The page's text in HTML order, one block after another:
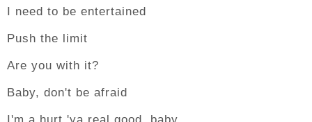
I need to be entertained
Push the limit
Are you with it?
Baby, don't be afraid